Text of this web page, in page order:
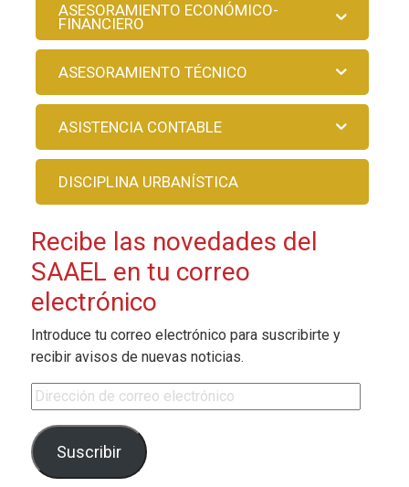
ASESORAMIENTO ECONÓMICO-
FINANCIERO
ASESORAMIENTO TÉCNICO
ASISTENCIA CONTABLE
DISCIPLINA URBANÍSTICA
Recibe las novedades del
SAAEL en tu correo
electrónico
Introduce tu correo electrónico para suscribirte y
recibir avisos de nuevas noticias.
Dirección de correo electrónico
Suscribir